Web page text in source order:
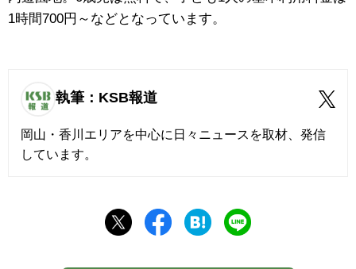
1時間700円～などとなっています。
執筆：KSB報道
岡山・香川エリアを中心に日々ニュースを取材、発信
しています。